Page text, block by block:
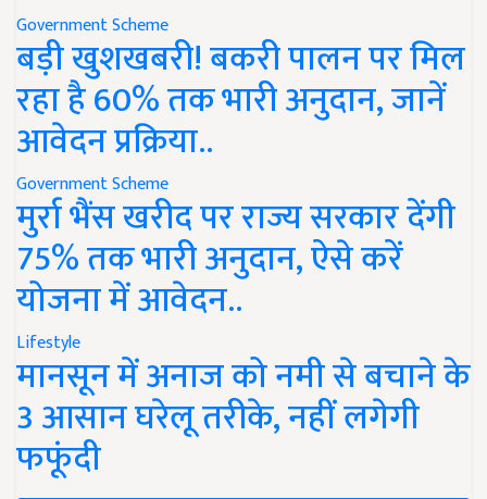
Government Scheme
बड़ी खुशखबरी! बकरी पालन पर मिल
रहा है 60% तक भारी अनुदान, जानें
आवेदन प्रक्रिया..
Government Scheme
मुर्रा भैंस खरीद पर राज्य सरकार देंगी
75% तक भारी अनुदान, ऐसे करें
योजना में आवेदन..
Lifestyle
मानसून में अनाज को नमी से बचाने के
3 आसान घरेलू तरीके, नहीं लगेगी
फफूंदी